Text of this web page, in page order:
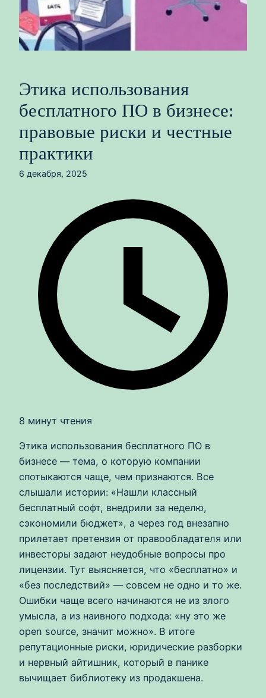
Этика использования
бесплатного ПО в бизнесе:
правовые риски и честные
практики
6 декабря, 2025
8 минут чтения
Этика использования бесплатного ПО в
бизнесе — тема, о которую компании
спотыкаются чаще, чем признаются. Все
слышали истории: «Нашли классный
бесплатный софт, внедрили за неделю,
сэкономили бюджет», а через год внезапно
прилетает претензия от правообладателя или
инвесторы задают неудобные вопросы про
лицензии. Тут выясняется, что «бесплатно» и
«без последствий» — совсем не одно и то же.
Ошибки чаще всего начинаются не из злого
умысла, а из наивного подхода: «ну это же
open source, значит можно». В итоге
репутационные риски, юридические разборки
и нервный айтишник, который в панике
вычищает библиотеку из продакшена.